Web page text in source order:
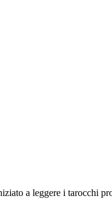
a leggere i tarocchi